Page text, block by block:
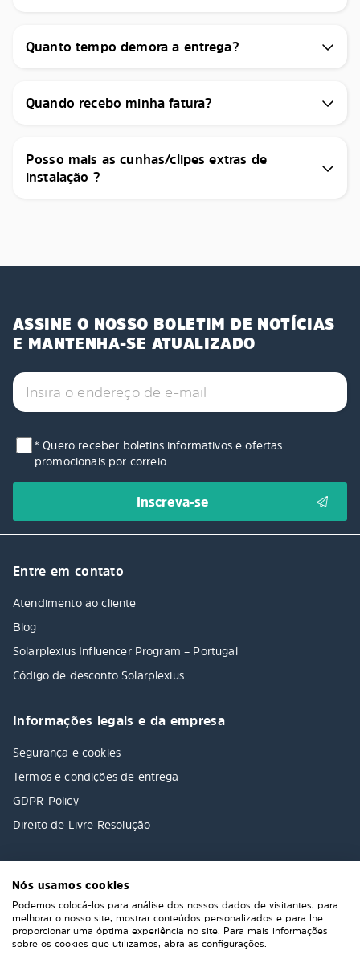
Quanto tempo demora a entrega?
Quando recebo minha fatura?
Posso mais as cunhas/clipes extras de
instalação ?
ASSINE O NOSSO BOLETIM DE NOTÍCIAS
E MANTENHA-SE ATUALIZADO
* Quero receber boletins informativos e ofertas
promocionais por correio.
Entre em contato
Atendimento ao cliente
Blog
Solarplexius Influencer Program – Portugal
Código de desconto Solarplexius
Informações legais e da empresa
Segurança e cookies
Termos e condições de entrega
GDPR-Policy
Direito de Livre Resolução
Nós usamos cookies
Podemos colocá-los para análise dos nossos dados de visitantes, para
melhorar o nosso site, mostrar conteúdos personalizados e para lhe
proporcionar uma óptima experiência no site. Para mais informações
sobre os cookies que utilizamos, abra as configurações.